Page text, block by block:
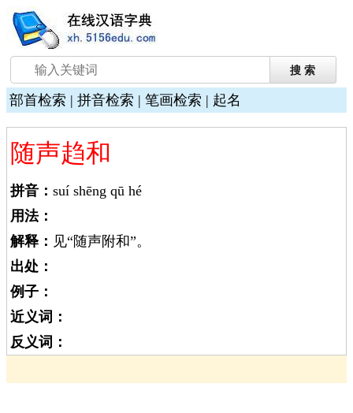
部首检索 | 拼音检索 | 笔画检索 | 起名
随声趋和
拼音： suí shēng qū hé
用法：
解释： 见“随声附和”。
出处：
例子：
近义词：
反义词：